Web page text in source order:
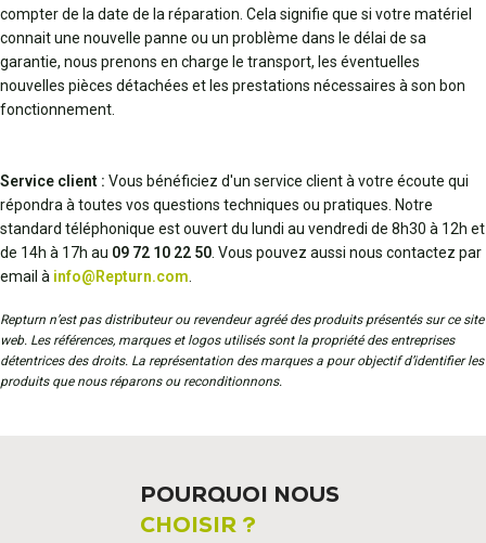
compter de la date de la réparation. Cela signifie que si votre matériel
connait une nouvelle panne ou un problème dans le délai de sa
garantie, nous prenons en charge le transport, les éventuelles
nouvelles pièces détachées et les prestations nécessaires à son bon
fonctionnement.
Service client : Vous bénéficiez d'un service client à votre écoute qui
répondra à toutes vos questions techniques ou pratiques. Notre
standard téléphonique est ouvert du lundi au vendredi de 8h30 à 12h et
de 14h à 17h au 09 72 10 22 50 . Vous pouvez aussi nous contactez par
email à info@Repturn.com
Repturn n’est pas distributeur ou revendeur agréé des produits présentés sur ce site
web. Les références, marques et logos utilisés sont la propriété des entreprises
détentrices des droits. La représentation des marques a pour objectif d’identifier les
produits que nous réparons ou reconditionnons.
POURQUOI NOUS
CHOISIR ?